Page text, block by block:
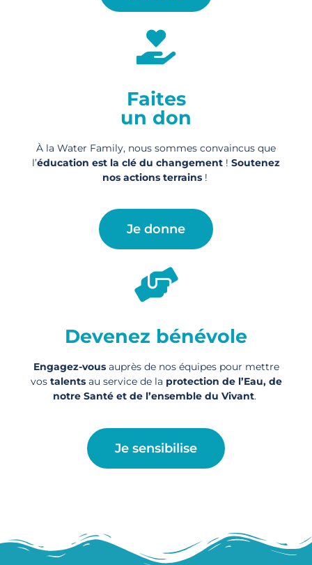
Faites
un don
À la Water Family, nous sommes convaincus que
l’éducation est la clé du changement ! Soutenez
nos actions terrains!
Je donne
Devenez bénévole
Engagez-vousauprès de nos équipes pour mettre
vos talentsau service de la protection de l’Eau, de
notre Santé et de l’ensemble du Vivant.
Je sensibilise